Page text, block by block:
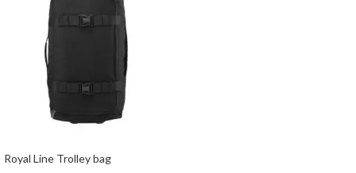
Royal Line Trolley bag